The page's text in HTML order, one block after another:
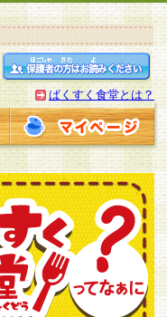
ぱくすく食堂とは？